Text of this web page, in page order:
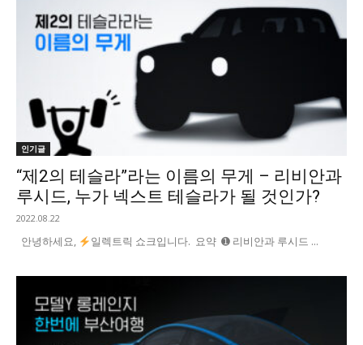
인기글
“제2의 테슬라”라는 이름의 무게 – 리비안과
루시드, 누가 넥스트 테슬라가 될 것인가?
2022.08.22
안녕하세요, 일렉트릭 쇼크입니다. 요약 ➊ 리비안과 루시드 ...